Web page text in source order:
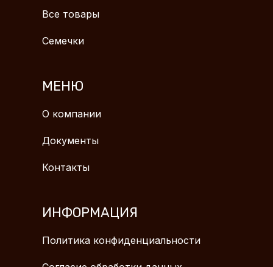
Все товары
Семечки
МЕНЮ
О компании
Документы
Контакты
ИНФОРМАЦИЯ
Политика конфиденциальности